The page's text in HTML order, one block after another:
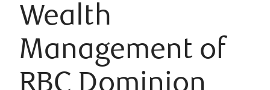
Wealth
Management of